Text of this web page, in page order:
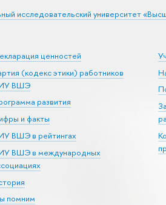
исследовательский университет
ценностей
(кодекс этики) работников
ВШЭ
развития
и факты
ВШЭ в рейтингах
ВШЭ в международных
помним